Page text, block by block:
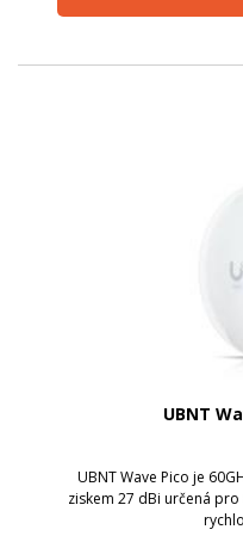
UBNT
UBNT Wave Pico je
ziskem 27 dBi určená